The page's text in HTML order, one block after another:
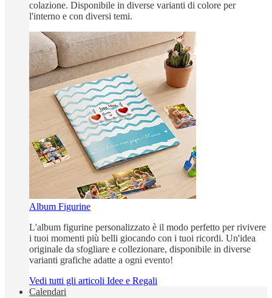
colazione. Disponibile in diverse varianti di colore per
l'interno e con diversi temi.
Album Figurine
L'album figurine personalizzato è il modo perfetto per rivivere
i tuoi momenti più belli giocando con i tuoi ricordi. Un'idea
originale da sfogliare e collezionare, disponibile in diverse
varianti grafiche adatte a ogni evento!
Vedi tutti gli articoli Idee e Regali
Calendari